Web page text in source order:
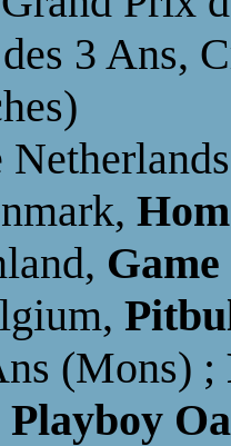
3 Ans,
(Mons) ;
Playboy